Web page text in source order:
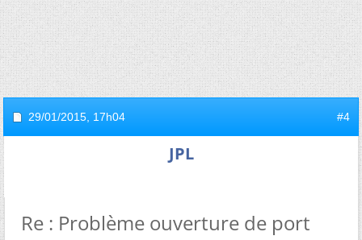
29/01/2015, 17h04 #4
JPL
Re : Problème ouverture de port